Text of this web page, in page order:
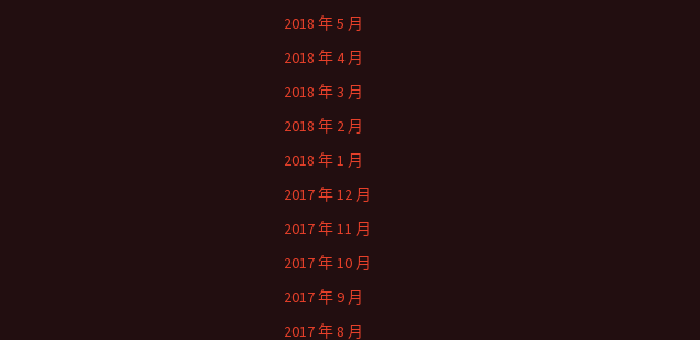
2018 年 5 月
2018 年 4 月
2018 年 3 月
2018 年 2 月
2018 年 1 月
2017 年 12 月
2017 年 11 月
2017 年 10 月
2017 年 9 月
2017 年 8 月